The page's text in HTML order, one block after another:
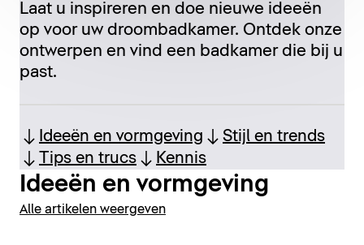
Laat u inspireren en doe nieuwe ideeën
op voor uw droombadkamer. Ontdek onze
ontwerpen en vind een badkamer die bij u
past.
Ideeën en vormgeving
Stijl en trends
Tips en trucs
Kennis
Ideeën en vormgeving
Alle artikelen weergeven